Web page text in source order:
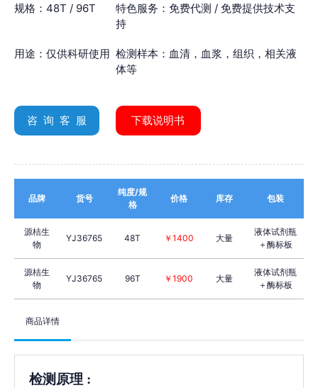
规格：48T / 96T
特色服务：免费代测 / 免费提供技术支
持
用途：仅供科研使用 检测样本：血清，血浆，组织，相关液
体等
咨 询 客 服 下载说明书
品牌 货号
纯度/规
格
价格 库存 包装
源桔生
物
YJ36765 48T ￥1400 大量
液体试剂瓶
＋酶标板
源桔生
物
YJ36765 96T ￥1900 大量
液体试剂瓶
＋酶标板
商品详情
检测原理 :